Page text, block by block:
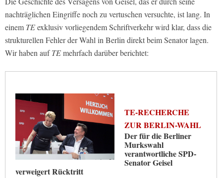
nachträglichen Eingriffe noch zu vertuschen versuchte, ist lang. In
einem TEexklusiv vorliegendem Schriftverkehr wird klar, dass die
strukturellen Fehler der Wahl in Berlin direkt beim Senator lagen.
Wir haben aufTEmehrfach darüber berichtet:
TE-RECHERCHE
ZUR BERLIN-WAHL
Der für die Berliner
Murkswahl
verantwortliche SPD-
Senator Geisel
verweigert Rücktritt